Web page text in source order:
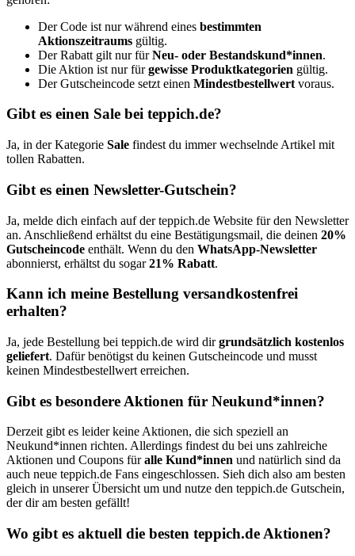
Der Code ist nur während eines bestimmten
Aktionszeitraums gültig.
Der Rabatt gilt nur fürNeu- oder Bestandskund*innen.
Die Aktion ist nur fürgewisse Produktkategorien gültig.
Der Gutscheincode setzt einen Mindestbestellwert voraus.
Gibt es einen Sale bei teppich.de?
Ja, in der Kategorie Sale findest du immer wechselnde Artikel mit
tollen Rabatten.
Gibt es einen Newsletter-Gutschein?
Ja, melde dich einfach auf der teppich.de Website für den Newsletter
an. Anschließend erhältst du eine Bestätigungsmail, die deinen 20%
Gutscheincode enthält. Wenn du den WhatsApp-Newsletter
abonnierst, erhältst du sogar21% Rabatt.
Kann ich meine Bestellung versandkostenfrei
erhalten?
Ja, jede Bestellung bei teppich.de wird dirgrundsätzlich kostenlos
geliefert. Dafür benötigst du keinen Gutscheincode und musst
keinen Mindestbestellwert erreichen.
Gibt es besondere Aktionen für Neukund*innen?
Derzeit gibt es leider keine Aktionen, die sich speziell an
Neukund*innen richten. Allerdings findest du bei uns zahlreiche
Aktionen und Coupons füralle Kund*innen und natürlich sind da
auch neue teppich.de Fans eingeschlossen. Sieh dich also am besten
gleich in unserer Übersicht um und nutze den teppich.de Gutschein,
der dir am besten gefällt!
Wo gibt es aktuell die besten teppich.de Aktionen?